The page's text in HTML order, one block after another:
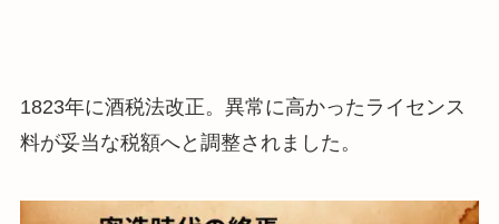
1823年に酒税法改正。 異常に高かったライセンス
料が妥当な税額へと調整されました。